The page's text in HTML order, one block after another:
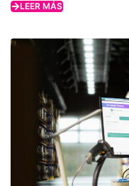
LEER MÁS